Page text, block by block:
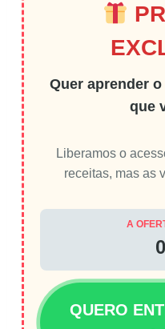
Quer aprender
que
Liberamos o
receitas, mas as
A
QUERO